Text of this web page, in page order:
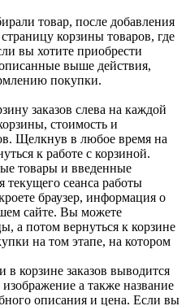
товар, после добавления
корзины товаров, где
вы хотите приобрести
выше действия,
покупки.
заказов слева на каждой
стоимость и
Щелкнув в любое время на
к работе с корзиной.
товары и введенные
текущего сеанса работы
браузер, информация о
сайте. Вы можете
а потом вернуться к корзине
на том этапе, на котором
корзине заказов выводится
а также название
описания и цена. Если вы